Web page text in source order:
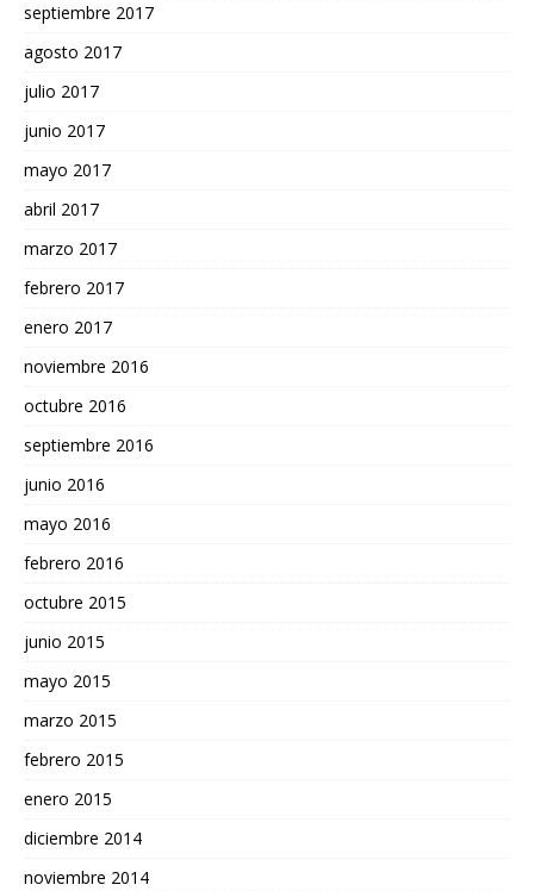
septiembre 2017
agosto 2017
julio 2017
junio 2017
mayo 2017
abril 2017
marzo 2017
febrero 2017
enero 2017
noviembre 2016
octubre 2016
septiembre 2016
junio 2016
mayo 2016
febrero 2016
octubre 2015
junio 2015
mayo 2015
marzo 2015
febrero 2015
enero 2015
diciembre 2014
noviembre 2014